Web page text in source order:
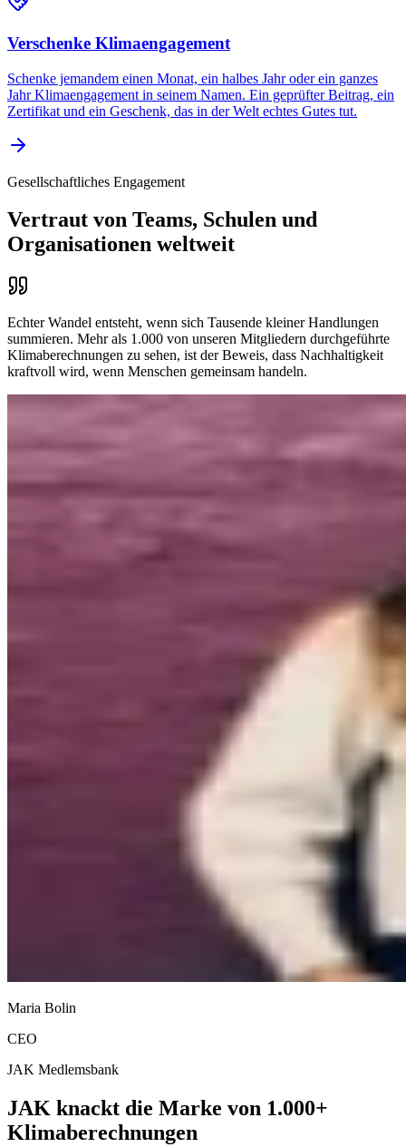
Verschenke Klimaengagement
Schenke jemandem einen Monat, ein halbes Jahr oder ein ganzes
Jahr Klimaengagement in seinem Namen. Ein geprüfter Beitrag, ein
Zertifikat und ein Geschenk, das in der Welt echtes Gutes tut.
Gesellschaftliches Engagement
Vertraut von Teams, Schulen und
Organisationen weltweit
Echter Wandel entsteht, wenn sich Tausende kleiner Handlungen
summieren. Mehr als 1.000 von unseren Mitgliedern durchgeführte
Klimaberechnungen zu sehen, ist der Beweis, dass Nachhaltigkeit
kraftvoll wird, wenn Menschen gemeinsam handeln.
Maria Bolin
CEO
JAK Medlemsbank
JAK knackt die Marke von 1.000+
Klimaberechnungen